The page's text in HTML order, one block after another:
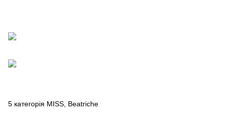
5 категорія MISS, Beatriche